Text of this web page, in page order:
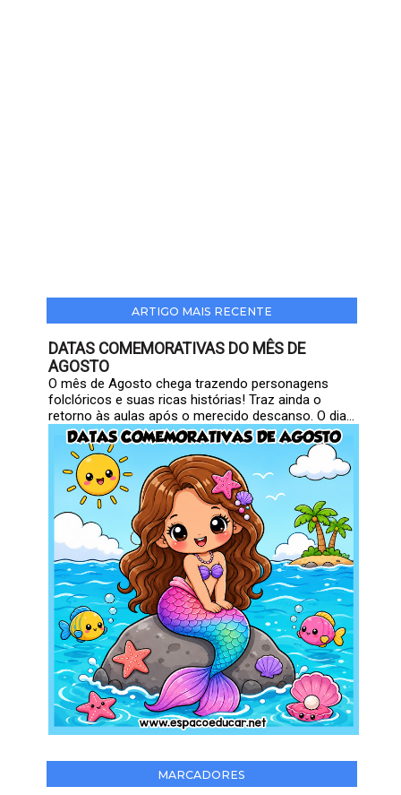
ARTIGO MAIS RECENTE
DATAS COMEMORATIVAS DO MÊS DE
AGOSTO
O mês de Agosto chega trazendo personagens
folclóricos e suas ricas histórias! Traz ainda o
retorno às aulas após o merecido descanso. O dia...
MARCADORES